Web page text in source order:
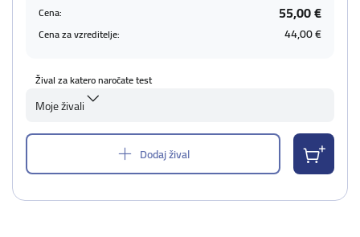
Cena: 55,00 €
Cena za vzreditelje: 44,00 €
Žival za katero naročate test
Moje živali
Dodaj žival